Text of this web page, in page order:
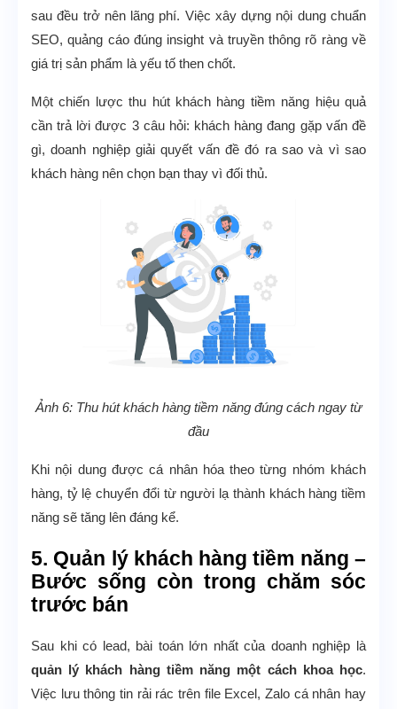
sau đều trở nên lãng phí. Việc xây dựng nội dung chuẩn
SEO, quảng cáo đúng insight và truyền thông rõ ràng về
giá trị sản phẩm là yếu tố then chốt.
Một chiến lược thu hút khách hàng tiềm năng hiệu quả
cần trả lời được 3 câu hỏi: khách hàng đang gặp vấn đề
gì, doanh nghiệp giải quyết vấn đề đó ra sao và vì sao
khách hàng nên chọn bạn thay vì đối thủ.
Ảnh 6: Thu hút khách hàng tiềm năng đúng cách ngay từ
đầu
Khi nội dung được cá nhân hóa theo từng nhóm khách
hàng, tỷ lệ chuyển đổi từ người lạ thành khách hàng tiềm
năng sẽ tăng lên đáng kể.
5. Quản lý khách hàng tiềm năng –
Bước sống còn trong chăm sóc
trước bán
Sau khi có lead, bài toán lớn nhất của doanh nghiệp là
quản lý khách hàng tiềm năng một cách khoa học.
Việc lưu thông tin rải rác trên file Excel, Zalo cá nhân hay